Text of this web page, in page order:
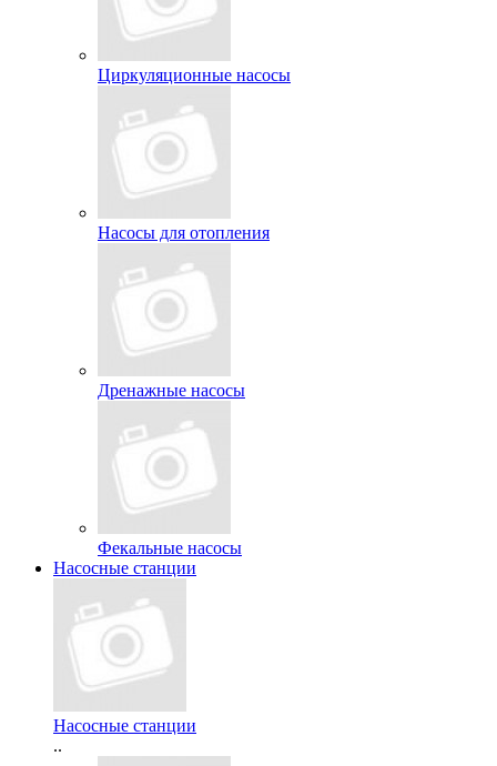
Циркуляционные насосы
Насосы для отопления
Дренажные насосы
Фекальные насосы
Насосные станции
Насосные станции
..